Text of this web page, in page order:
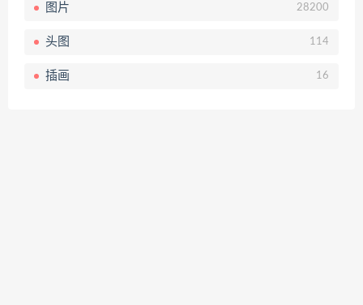
图片 28200
头图 114
插画 16